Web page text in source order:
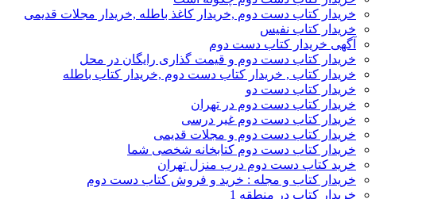
خریدار کتاب دست دوم ,خریدار کاغذ باطله ,خریدار مجلات قدیمی
خریدار کتاب نفیس
آگهی خریدار کتاب دست دوم
خریدار کتاب دست دوم و قیمت گذاری رایگان در محل
خریدار کتاب , خریدار کتاب دست دوم ,خریدار کتاب باطله
خریدار کتاب دست دو
خریدار کتاب دست دوم در تهران
خریدار کتاب دست دوم غیر درسی
خریدار کتاب دست دوم و مجلات قدیمی
خریدار کتاب دست دوم کتابخانه شخصی شما
خرید کتاب دست دوم درب منزل تهران
خریدار کتاب و مجله : خرید و فروش کتاب دست دوم
خریدار کتاب در منطقه 1